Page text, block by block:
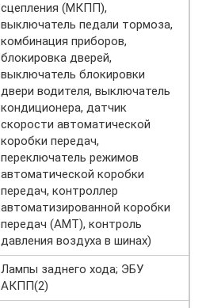
сцепления (МКПП),
выключатель педали тормоза,
комбинация приборов,
блокировка дверей,
выключатель блокировки
двери водителя, выключатель
кондиционера, датчик
скорости автоматической
коробки передач,
переключатель режимов
автоматической коробки
передач, контроллер
автоматизированной коробки
передач (АМТ), контроль
давления воздуха в шинах)
Лампы заднего хода; ЭБУ
АКПП(2)